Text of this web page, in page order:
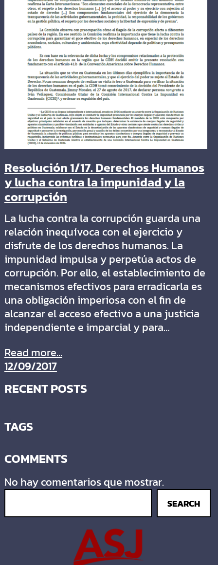
Resolución 1/17. Derechos Humanos
y lucha contra la impunidad y la
corrupción
La lucha contra la corrupción guarda una
relación inequívoca con el ejercicio y
disfrute de los derechos humanos. La
impunidad impulsa y perpetúa actos de
corrupción. Por ello, el establecimiento de
mecanismos efectivos para erradicarla es
una obligación imperiosa con el fin de
alcanzar el acceso efectivo a una justicia
independiente e imparcial y para…
Read more...
12/09/2017
RECENT POSTS
TAGS
COMMENTS
No hay comentarios que mostrar.
SEARCH